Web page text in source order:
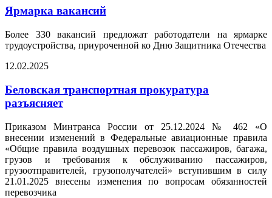
Ярмарка вакансий
Более 330 вакансий предложат работодатели на ярмарке
трудоустройства, приуроченной ко Дню Защитника Отечества
12.02.2025
Беловская транспортная прокуратура
разъясняет
Приказом Минтранса России от 25.12.2024 № 462 «О
внесении изменений в Федеральные авиационные правила
«Общие правила воздушных перевозок пассажиров, багажа,
грузов и требования к обслуживанию пассажиров,
грузоотправителей, грузополучателей» вступившим в силу
21.01.2025 внесены изменения по вопросам обязанностей
перевозчика